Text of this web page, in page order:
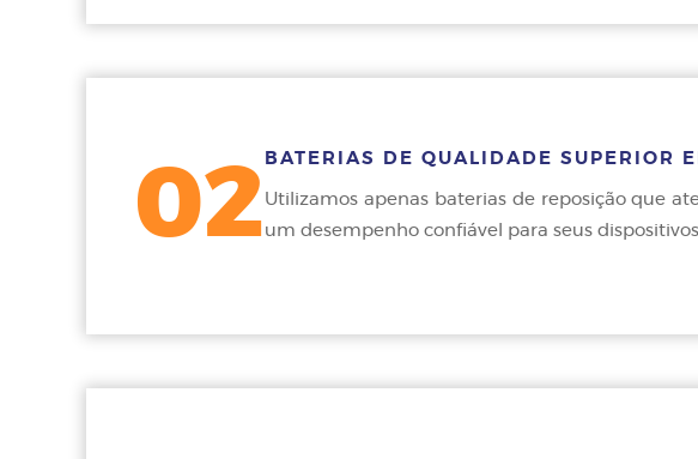
02 BATERIAS DE QUALIDADE SUPERIOR
Utilizamos apenas baterias de reposição que
um desempenho confiável para seus